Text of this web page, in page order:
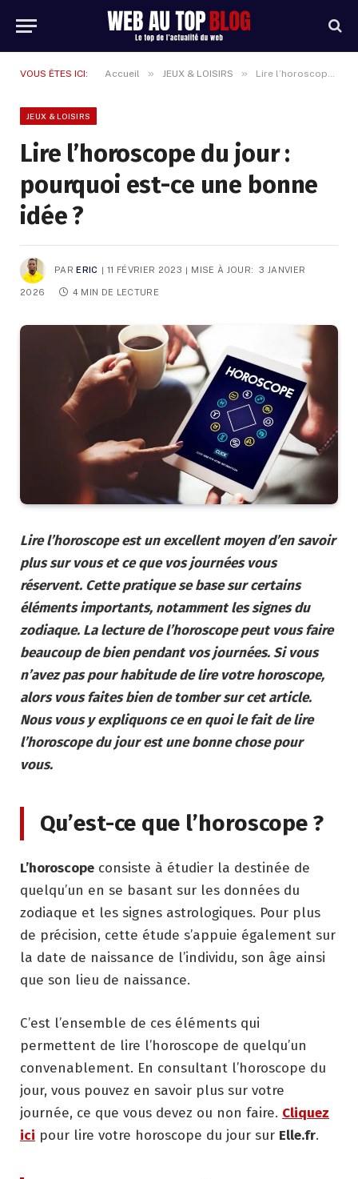
VOUS ÊTES ICI: Accueil » JEUX & LOISIRS » Lire l’horoscope du jour : pourquoi est-ce une bonne idée ?
JEUX & LOISIRS
Lire l’horoscope du jour :
pourquoi est-ce une bonne
idée ?
PAR ERIC 11 FÉVRIER 2023 MISE À JOUR: 3 JANVIER
2026 4 MIN DE LECTURE
Lire l’horoscope est un excellent moyen d’en savoir
plus sur vous et ce que vos journées vous
réservent. Cette pratique se base sur certains
éléments importants, notamment les signes du
zodiaque. La lecture de l’horoscope peut vous faire
beaucoup de bien pendant vos journées. Si vous
n’avez pas pour habitude de lire votre horoscope,
alors vous faites bien de tomber sur cet article.
Nous vous y expliquons ce en quoi le fait de lire
l’horoscope du jour est une bonne chose pour
vous.
Qu’est-ce que l’horoscope ?
L’horoscope consiste à étudier la destinée de
quelqu’un en se basant sur les données du
zodiaque et les signes astrologiques. Pour plus
de précision, cette étude s’appuie également sur
la date de naissance de l’individu, son âge ainsi
que son lieu de naissance.
C’est l’ensemble de ces éléments qui
permettent de lire l’horoscope de quelqu’un
convenablement. En consultant l’horoscope du
jour, vous pouvez en savoir plus sur votre
journée, ce que vous devez ou non faire. Cliquez
ici pour lire votre horoscope du jour sur Elle.fr.